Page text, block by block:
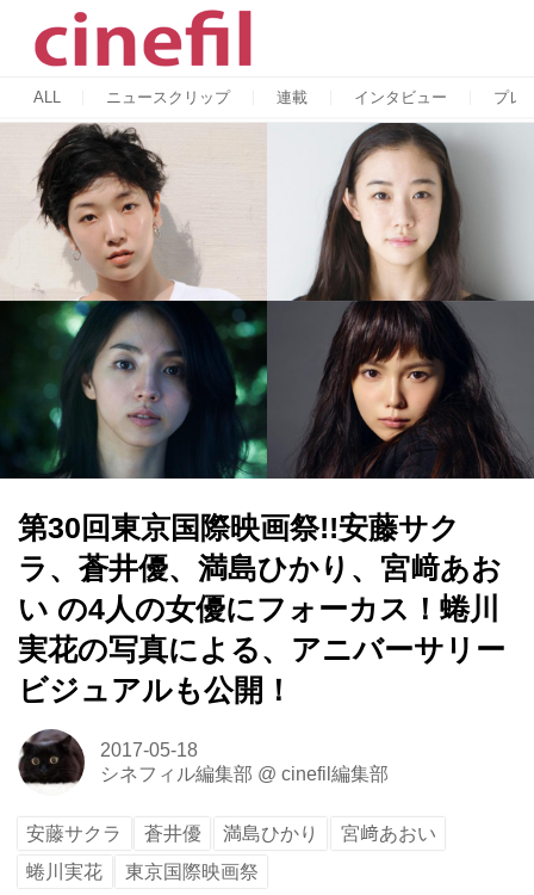
ALL ニュースクリップ 連載 インタビュー プレ
第30回東京国際映画祭!!安藤サク
ラ、蒼井優、満島ひかり、宮﨑あお
い の4人の女優にフォーカス！蜷川
実花の写真による、アニバーサリー
ビジュアルも公開！
2017-05-18
シネフィル編集部 @ cinefil編集部
安藤サクラ 蒼井優 満島ひかり
宮﨑あおい
蜷川実花
東京国際映画祭